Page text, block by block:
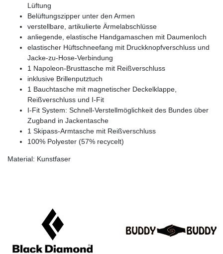
Lüftung
Belüftungszipper unter den Armen
verstellbare, artikulierte Ärmelabschlüsse
anliegende, elastische Handgamaschen mit Daumenloch
elastischer Hüftschneefang mit Druckknopfverschluss und
Jacke-zu-Hose-Verbindung
1 Napoleon-Brusttasche mit Reißverschluss
inklusive Brillenputztuch
1 Bauchtasche mit magnetischer Deckelklappe,
Reißverschluss und I-Fit
I-Fit System: Schnell-Verstellmöglichkeit des Bundes über
Zugband in Jackentasche
1 Skipass-Armtasche mit Reißverschluss
100% Polyester (57% recycelt)
Material: Kunstfaser